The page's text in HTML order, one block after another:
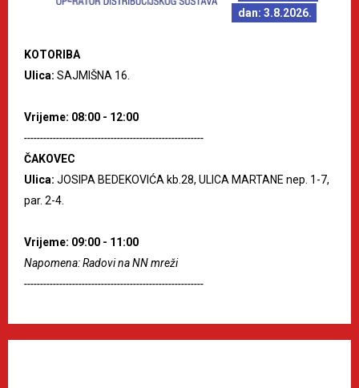
dan: 3.8.2026.
KOTORIBA
Ulica: SAJMIŠNA 16.
Vrijeme: 08:00 - 12:00
--------------------------------------------------------
ČAKOVEC
Ulica: JOSIPA BEDEKOVIĆA kb.28, ULICA MARTANE nep. 1-7,
par. 2-4.
Vrijeme: 09:00 - 11:00
Napomena: Radovi na NN mreži
--------------------------------------------------------